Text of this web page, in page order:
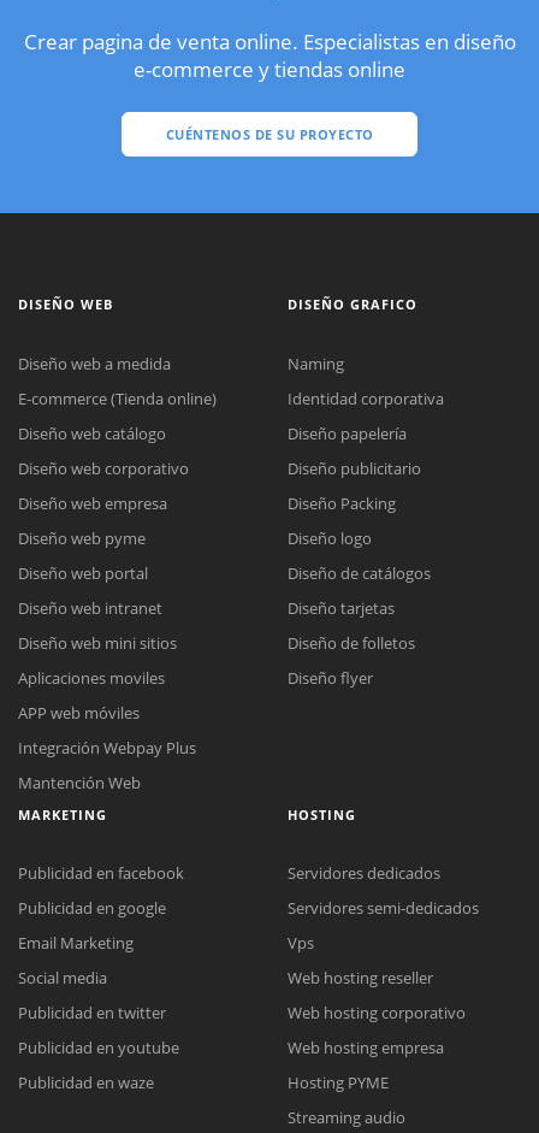
Crear pagina de venta online. Especialistas en diseño
e-commerce y tiendas online
CUÉNTENOS DE SU PROYECTO
Reunión online
Meet para la reunión online.
Cotización
Chat Online
Todos nuestros ejecutivos están fuera de línea. Complete el formulario
DISEÑO WEB
Diseño web a medida
E-commerce (Tienda online)
Diseño web catálogo
Diseño web corporativo
Diseño web empresa
Diseño web pyme
Diseño web portal
Diseño web intranet
Diseño web mini sitios
Aplicaciones moviles
APP web móviles
Integración Webpay Plus
Mantención Web
DISEÑO GRAFICO
Naming
Identidad corporativa
Diseño papelería
Diseño publicitario
Diseño Packing
Diseño logo
Diseño de catálogos
Diseño tarjetas
Diseño de folletos
Diseño flyer
MARKETING
Publicidad en facebook
Publicidad en google
Email Marketing
Social media
Publicidad en twitter
Publicidad en youtube
Publicidad en waze
HOSTING
Servidores dedicados
Servidores semi-dedicados
Vps
Web hosting reseller
Web hosting corporativo
Web hosting empresa
Hosting PYME
Streaming audio